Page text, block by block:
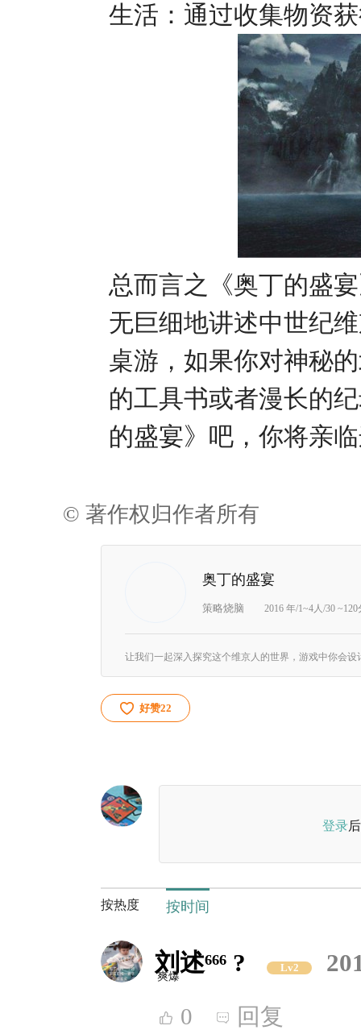
生活：通过收集物资
总而言之《奥丁的盛
无巨细地讲述中世纪
桌游，如果你对神秘
的工具书或者漫长的
的盛宴》吧，你将亲
© 著作权归作者所有
奥丁的盛宴
策略烧脑 2016 年/1~4人/30 ~120
好赞22
登录
按热度 按时间
刘述⁶⁶⁶ ? Lv2
爽爆
0 回复